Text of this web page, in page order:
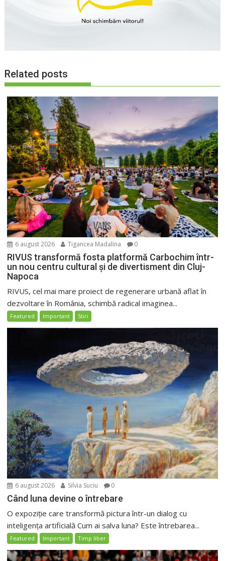
Related posts
6 august 2026 Tigancea Madalina 0
RIVUS transformă fosta platformă Carbochim într-
un nou centru cultural și de divertisment din Cluj-
Napoca
RIVUS, cel mai mare proiect de regenerare urbană aflat în
dezvoltare în România, schimbă radical imaginea...
Featured Important Stiri
6 august 2026 Silvia Suciu 0
Când luna devine o întrebare
O expoziție care transformă pictura într-un dialog cu
inteligența artificială Cum ai salva luna? Este întrebarea...
Featured Important Timp liber